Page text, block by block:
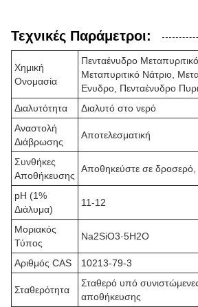
Τεχνικές Παράμετροι:
Χημική
Ονομασία
Πενταένυδρο
Μεταπυριτικό Νάτριο,
Ενυδρο, Πενταένυδρο
Διαλυτότητα
Διαλυτό στο νερό
Αναστολή
Διάβρωσης
Αποτελεσματική
Συνθήκες
Αποθήκευσης
Αποθηκεύστε σε δροσερό,
pH (1%
Διάλυμα)
11-12
Μοριακός
Τύπος
Na2SiO3·5H2O
Αριθμός CAS 10213-79-3
Σταθερότητα
Σταθερό υπό
αποθήκευσης